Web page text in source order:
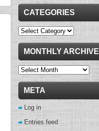
CATEGORIES
Categories
MONTHLY ARCHIVE
Monthly
Archive
META
Log in
Entries feed